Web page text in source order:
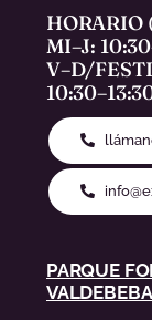
HORARIO
MI–J:
V–D/
PARQUE